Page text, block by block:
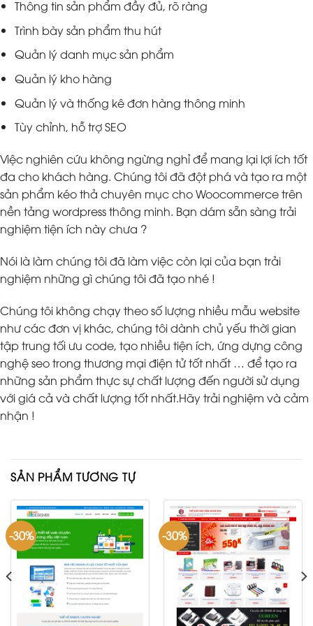
Thông tin sản phẩm đầy đủ, rõ ràng
Trình bày sản phẩm thu hút
Quản lý danh mục sản phẩm
Quản lý kho hàng
Quản lý và thống kê đơn hàng thông minh
Tùy chỉnh, hỗ trợ SEO
Việc nghiên cứu không ngừng nghỉ để mang lại lợi ích tốt
đa cho khách hàng. Chúng tôi đã đột phá và tạo ra một
sản phẩm kéo thả chuyên mục cho Woocommerce trên
nền tảng wordpress thông minh. Bạn dám sẵn sàng trải
nghiệm tiện ích này chưa ?
Nói là làm chúng tôi đã làm việc còn lại của bạn trải
nghiệm những gì chúng tôi đã tạo nhé !
Chúng tôi không chạy theo số lượng nhiều mẫu website
như các đơn vị khác, chúng tôi dành chủ yếu thời gian
tập trung tối ưu code, tạo nhiều tiện ích, ứng dựng công
nghệ seo trong thương mại điện tử tốt nhất … để tạo ra
những sản phẩm thực sự chất lượng đến người sử dụng
với giá cả và chất lượng tốt nhất.Hãy trải nghiệm và cảm
nhận !
SẢN PHẨM TƯƠNG TỰ
-30% -30%